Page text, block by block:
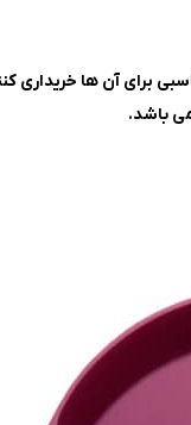
برای آن ها خریداری
باشد.